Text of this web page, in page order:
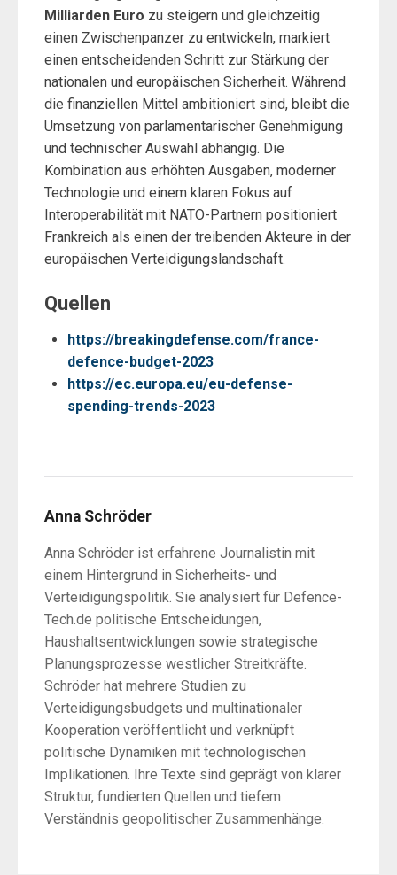
Milliarden Euro zu steigern und gleichzeitig
einen Zwischenpanzer zu entwickeln, markiert
einen entscheidenden Schritt zur Stärkung der
nationalen und europäischen Sicherheit. Während
die finanziellen Mittel ambitioniert sind, bleibt die
Umsetzung von parlamentarischer Genehmigung
und technischer Auswahl abhängig. Die
Kombination aus erhöhten Ausgaben, moderner
Technologie und einem klaren Fokus auf
Interoperabilität mit NATO-Partnern positioniert
Frankreich als einen der treibenden Akteure in der
europäischen Verteidigungslandschaft.
Quellen
https://breakingdefense.com/france-
defence-budget-2023
https://ec.europa.eu/eu-defense-
spending-trends-2023
Anna Schröder
Anna Schröder ist erfahrene Journalistin mit
einem Hintergrund in Sicherheits- und
Verteidigungspolitik. Sie analysiert für Defence-
Tech.de politische Entscheidungen,
Haushaltsentwicklungen sowie strategische
Planungsprozesse westlicher Streitkräfte.
Schröder hat mehrere Studien zu
Verteidigungsbudgets und multinationaler
Kooperation veröffentlicht und verknüpft
politische Dynamiken mit technologischen
Implikationen. Ihre Texte sind geprägt von klarer
Struktur, fundierten Quellen und tiefem
Verständnis geopolitischer Zusammenhänge.